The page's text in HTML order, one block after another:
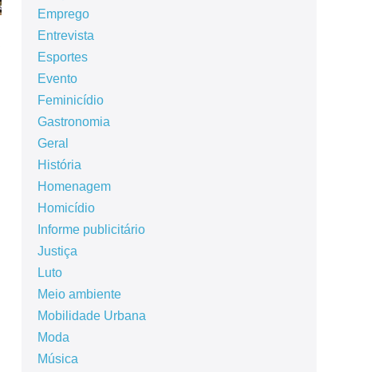
Emprego
Entrevista
Esportes
Evento
Feminicídio
Gastronomia
Geral
História
Homenagem
Homicídio
Informe publicitário
Justiça
Luto
Meio ambiente
Mobilidade Urbana
Moda
Música